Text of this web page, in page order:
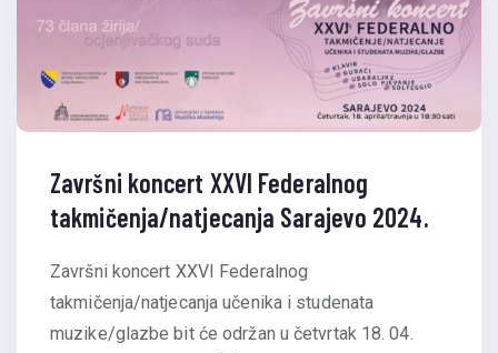
Završni koncert XXVI Federalnog
takmičenja/natjecanja Sarajevo 2024.
Završni koncert XXVI Federalnog
takmičenja/natjecanja učenika i studenata
muzike/glazbe bit će održan u četvrtak 18. 04.